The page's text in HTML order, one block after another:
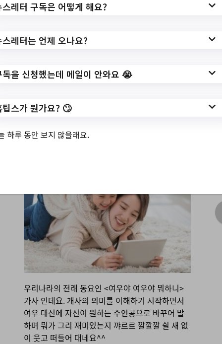
침서였던 동요. 하지만 요즘 좀처럼 들리지 않죠. 우
버린 동심을 되찾고 꽁꽁 얼어붙었던 차가운 감성
을 녹여보는 시간을 가져보도록 하겠습니다.
전해드려야 잘했다고 소문이 날까? 하고 고민하던
엄마야~ 엄마야~ 뭐하니?
우리나라의 전래 동요인 <여우야 여우야 뭐하니>
가사 인데요. 개사의 의미를 이해하기 시작하면서
여우 대신에 자신이 원하는 주인공으로 바꾸어 말
하며 뭐가 그리 재미있는지 꺄르르 깔깔깔 쉴 새 없
이 웃고 떠들어 대네요^^
스레터 구독은 어떻게 해요?
스레터는 언제 오나요?
독을 신청했는데 메일이 안와요 😭
팁스가 뭔가요? 🙄
하루 동안 보지 않을래요.